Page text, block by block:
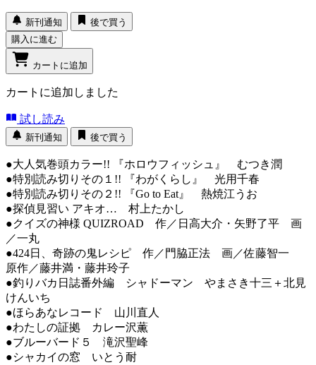
新刊通知
後で買う
購入に進む
カートに追加
カートに追加しました
試し読み
新刊通知 後で買う
●大人気巻頭カラー!! 『ホロウフィッシュ』 むつき潤
●特別読み切りその１!! 『わがくらし』 光用千春
●特別読み切りその２!! 『Go to Eat』 熱焼江うお
●探偵見習い アキオ… 村上たかし
●クイズの神様 QUIZROAD 作／日高大介・矢野了平 画
／一丸
●424日、奇跡の鬼レシピ 作／門脇正法 画／佐藤智一
原作／藤井満・藤井玲子
●釣りバカ日誌番外編 シャドーマン やまさき十三＋北見
けんいち
●ほらあなレコード 山川直人
●わたしの証拠 カレー沢薫
●ブルーバード５ 滝沢聖峰
●シャカイの窓 いとう耐